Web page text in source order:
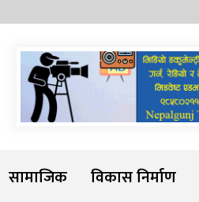
Sadarline
सामाजिक विकास निर्माण